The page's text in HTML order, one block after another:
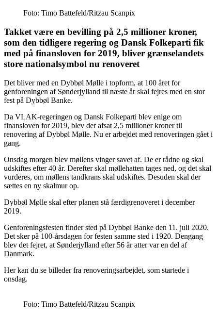
Foto: Timo Battefeld/Ritzau Scanpix
Takket være en bevilling på 2,5 millioner kroner,
som den tidligere regering og Dansk Folkeparti fik
med på finansloven for 2019, bliver grænselandets
store nationalsymbol nu renoveret
Det bliver med en Dybbøl Mølle i topform, at 100 året for
genforeningen af Sønderjylland til næste år skal fejres med en stor
fest på Dybbøl Banke.
Da VLAK-regeringen og Dansk Folkeparti blev enige om
finansloven for 2019, blev der afsat 2,5 millioner kroner til
renovering af Dybbøl Mølle. Nu er arbejdet med renoveringen gået i
gang.
Onsdag morgen blev møllens vinger savet af. De er rådne og skal
udskiftes efter 40 år. Derefter skal møllehatten tages ned, og det skal
vurderes, om møllens tandkrans skal udskiftes. Desuden skal der
sættes en ny skalmur op.
Dybbøl Mølle skal efter planen stå færdigrenoveret i december
2019.
Genforeningsfesten finder sted på Dybbøl Banke den 11. juli 2020.
Det sker på 100-årsdagen for festen samme sted i 1920. Dengang
blev det fejret, at Sønderjylland efter 56 år atter var en del af
Danmark.
Her kan du se billeder fra renoveringsarbejdet, som startede i
onsdag.
Foto: Timo Battefeld/Ritzau Scanpix